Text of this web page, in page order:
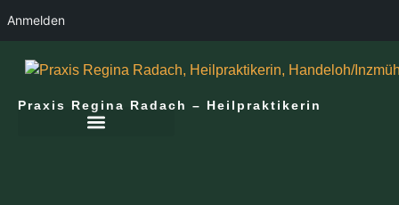
Anmelden
Praxis Regina Radach – Heilpraktikerin